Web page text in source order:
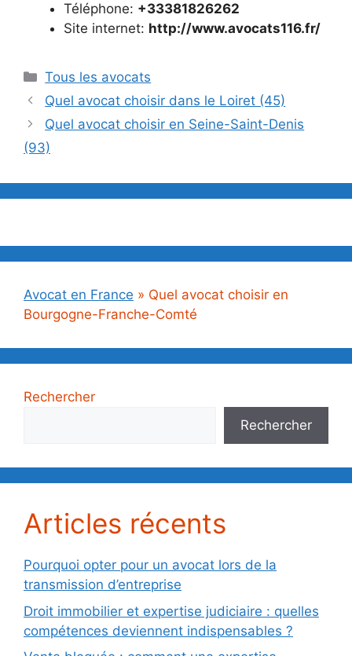
Téléphone: +33381826262
Site internet: http://www.avocats116.fr/
Catégories
Tous les avocats
Quel avocat choisir dans le Loiret (45)
Quel avocat choisir en Seine-Saint-Denis
(93)
Avocat en France » Quel avocat choisir en
Bourgogne-Franche-Comté
Rechercher
Rechercher
Articles récents
Pourquoi opter pour un avocat lors de la
transmission d’entreprise
Droit immobilier et expertise judiciaire : quelles
compétences deviennent indispensables ?